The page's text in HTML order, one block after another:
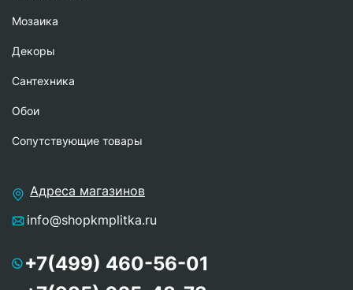
Мозаика
Декоры
Сантехника
Обои
Сопутствующие товары
Адреса магазинов
info@shopkmplitka.ru
+7(499) 460-56-01